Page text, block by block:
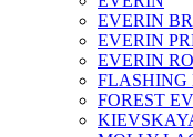
EVERIN
EVERIN
EVERIN
FLASHING
FOREST